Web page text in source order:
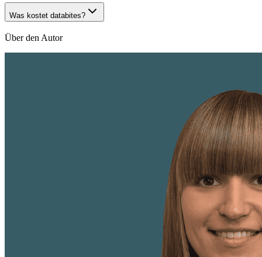
Was kostet databites?
Über den Autor